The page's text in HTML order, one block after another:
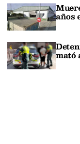
años
mató